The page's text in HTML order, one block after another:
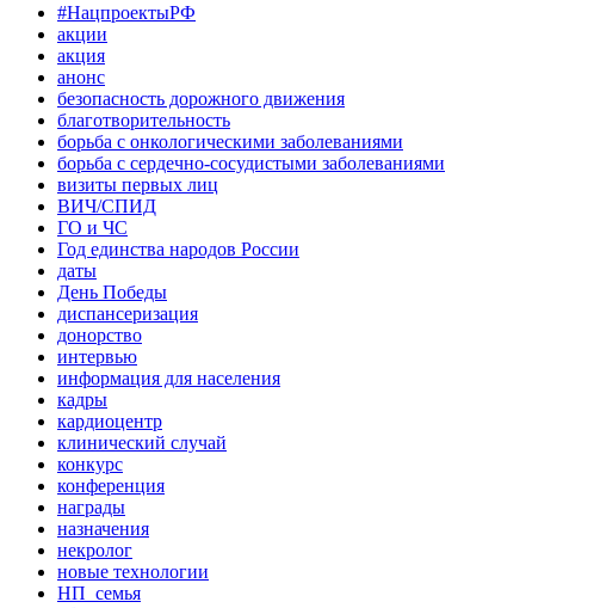
#НацпроектыРФ
акции
акция
анонс
безопасность дорожного движения
благотворительность
борьба с онкологическими заболеваниями
борьба с сердечно-сосудистыми заболеваниями
визиты первых лиц
ВИЧ/СПИД
ГО и ЧС
Год единства народов России
даты
День Победы
диспансеризация
донорство
интервью
информация для населения
кадры
кардиоцентр
клинический случай
конкурс
конференция
награды
назначения
некролог
новые технологии
НП_семья